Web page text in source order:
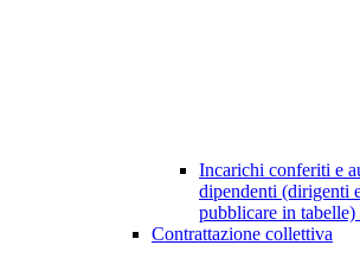
Incarichi conferiti e
dipendenti (dirigenti
pubblicare in tabelle)
Contrattazione collettiva